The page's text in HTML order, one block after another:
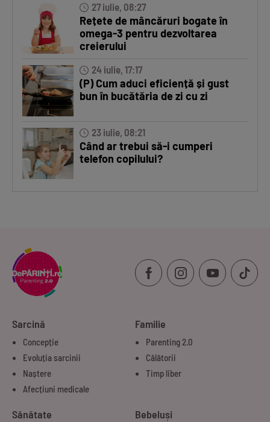
27 iulie, 08:27
Rețete de mâncăruri bogate în
omega-3 pentru dezvoltarea
creierului
24 iulie, 17:17
(P) Cum aduci eficiență și gust
bun în bucătăria de zi cu zi
23 iulie, 08:21
Când ar trebui să-i cumperi
telefon copilului?
Sarcină
Concepție
Evoluția sarcinii
Naștere
Afecțiuni medicale
Familie
Parenting 2.0
Călătorii
Timp liber
Sănătate Bebeluși